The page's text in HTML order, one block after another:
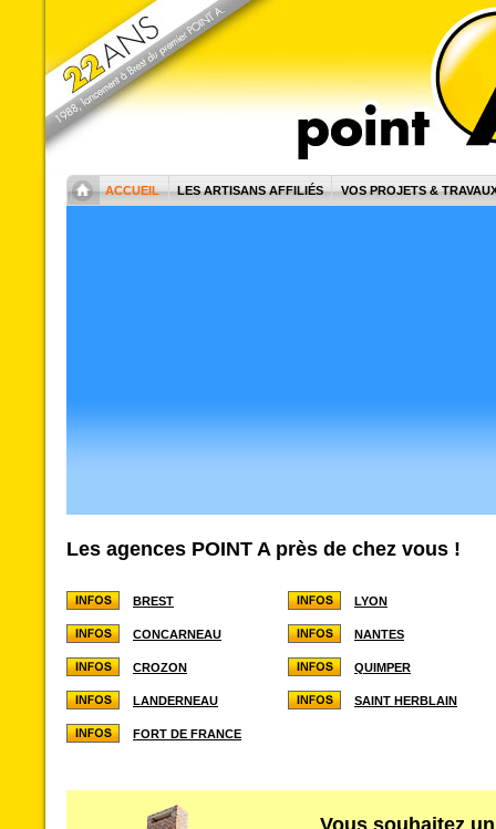
ACCUEIL LES ARTISANS AFFILIÉS VOS PROJETS &
Les agences POINT A près de chez vous !
BREST
CONCARNEAU
CROZON
LANDERNEAU
FORT DE FRANCE
LYON
NANTES
QUIMPER
SAINT HERBLAIN
Vous souhaitez